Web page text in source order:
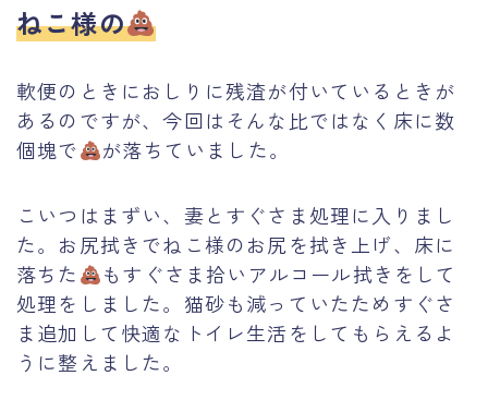
ねこ様の
軟便のときにおしりに残渣が付いているときが
あるのですが、今回はそんな比ではなく床に数
個塊で
が落ちていました。
こいつはまずい、妻とすぐさま処理に入りまし
た。お尻拭きでねこ様のお尻を拭き上げ、床に
落ちた
もすぐさま拾いアルコール拭きをして
処理をしました。猫砂も減っていたためすぐさ
ま追加して快適なトイレ生活をしてもらえるよ
うに整えました。